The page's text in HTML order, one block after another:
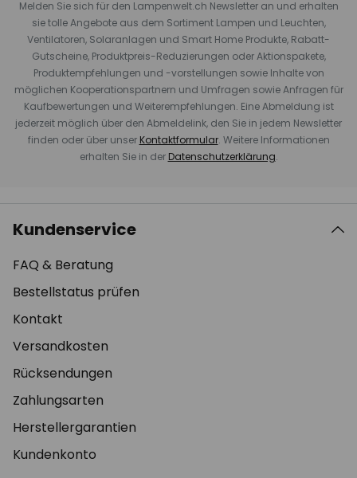
Melden Sie sich für den Lampenwelt.ch Newsletter an und erhalten
sie tolle Angebote aus dem Sortiment Lampen und Leuchten,
Ventilatoren, Solaranlagen und Smart Home Produkte, Rabatt-
Gutscheine, Produktpreis-Reduzierungen oder Aktionspakete,
Produktempfehlungen und -vorstellungen sowie Inhalte von
möglichen Kooperationspartnern und Umfragen sowie Anfragen für
Kaufbewertungen und Weiterempfehlungen. Eine Abmeldung ist
jederzeit möglich über den Abmeldelink, den Sie in jedem Newsletter
finden oder über unser Kontaktformular. Weitere Informationen
erhalten Sie in der Datenschutzerklärung.
Kundenservice
FAQ & Beratung
Bestellstatus prüfen
Kontakt
Versandkosten
Rücksendungen
Zahlungsarten
Herstellergarantien
Kundenkonto